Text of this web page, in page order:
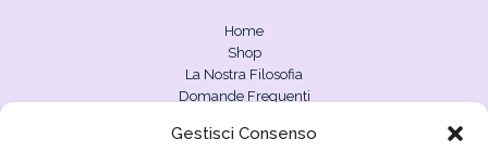
Gestisci Consenso
Home
Shop
La Nostra Filosofia
Domande Frequenti
Account